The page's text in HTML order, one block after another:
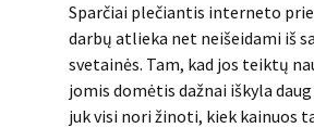
Sparčiai plečiantis interneto
darbų atlieka net neišeidami iš
svetainės. Tam, kad jos teiktų
jomis domėtis dažnai iškyla
juk visi nori žinoti, kiek kainuos